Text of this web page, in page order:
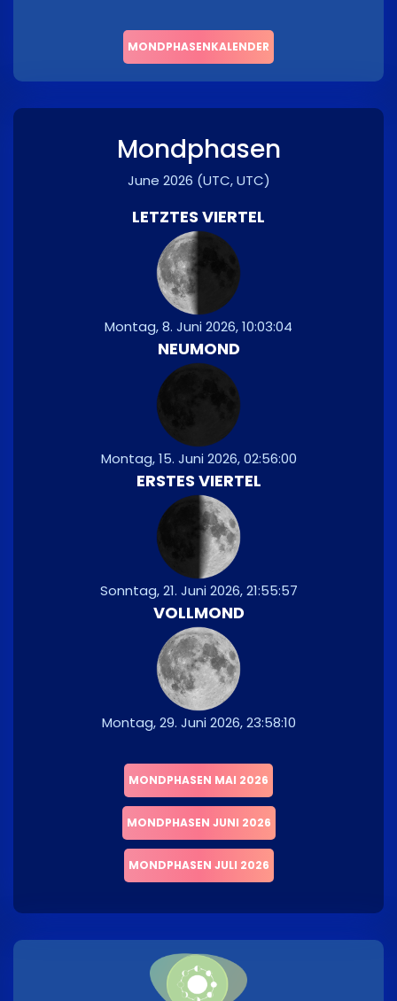
MONDPHASENKALENDER
Mondphasen
June 2026 (UTC, UTC)
LETZTES VIERTEL
Montag, 8. Juni 2026, 10:03:04
NEUMOND
Montag, 15. Juni 2026, 02:56:00
ERSTES VIERTEL
Sonntag, 21. Juni 2026, 21:55:57
VOLLMOND
Montag, 29. Juni 2026, 23:58:10
MONDPHASEN MAI 2026
MONDPHASEN JUNI 2026
MONDPHASEN JULI 2026